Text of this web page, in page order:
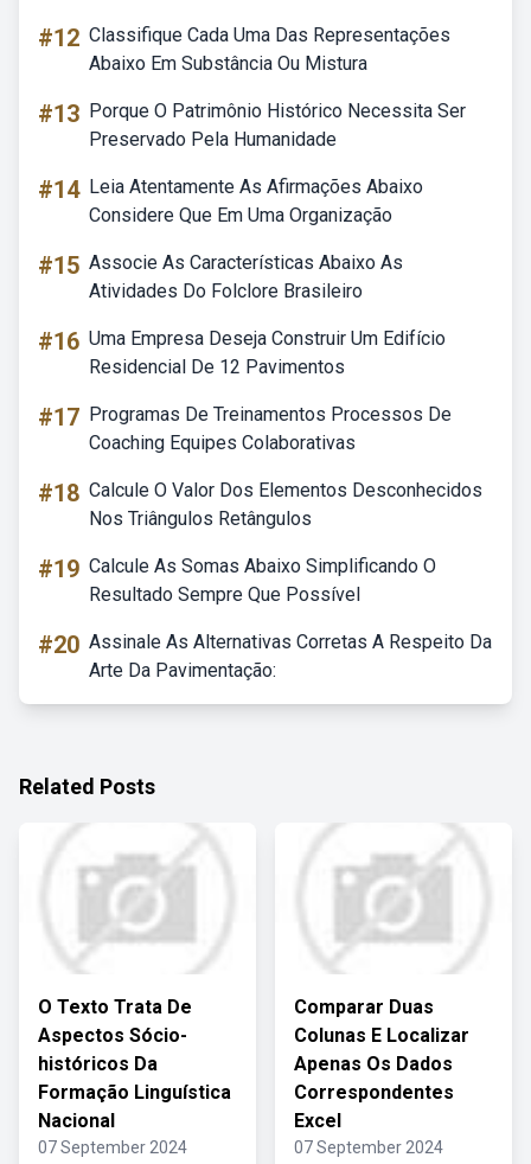
#12 Classifique Cada Uma Das Representações
Abaixo Em Substância Ou Mistura
#13 Porque O Patrimônio Histórico Necessita Ser
Preservado Pela Humanidade
#14 Leia Atentamente As Afirmações Abaixo
Considere Que Em Uma Organização
#15 Associe As Características Abaixo As
Atividades Do Folclore Brasileiro
#16 Uma Empresa Deseja Construir Um Edifício
Residencial De 12 Pavimentos
#17 Programas De Treinamentos Processos De
Coaching Equipes Colaborativas
#18 Calcule O Valor Dos Elementos Desconhecidos
Nos Triângulos Retângulos
#19 Calcule As Somas Abaixo Simplificando O
Resultado Sempre Que Possível
#20 Assinale As Alternativas Corretas A Respeito Da
Arte Da Pavimentação:
Related Posts
O Texto Trata De
Aspectos Sócio-
históricos Da
Formação Linguística
Nacional
07 September 2024
Comparar Duas
Colunas E Localizar
Apenas Os Dados
Correspondentes
Excel
07 September 2024